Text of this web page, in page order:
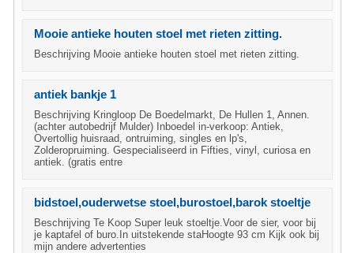
Mooie antieke houten stoel met rieten zitting.
Beschrijving Mooie antieke houten stoel met rieten zitting.
antiek bankje 1
Beschrijving Kringloop De Boedelmarkt, De Hullen 1, Annen.
(achter autobedrijf Mulder) Inboedel in-verkoop: Antiek,
Overtollig huisraad, ontruiming, singles en lp's,
Zolderopruiming. Gespecialiseerd in Fifties, vinyl, curiosa en
antiek. (gratis entre
bidstoel,ouderwetse stoel,burostoel,barok stoeltje
Beschrijving Te Koop Super leuk stoeltje.Voor de sier, voor bij
je kaptafel of buro.In uitstekende staHoogte 93 cm Kijk ook bij
mijn andere advertenties